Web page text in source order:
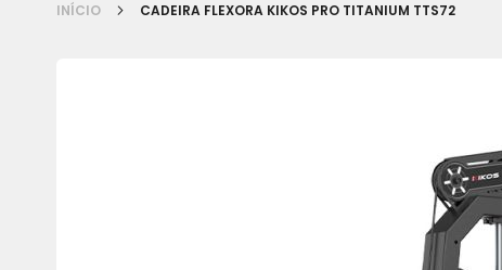
INÍCIO CADEIRA FLEXORA KIKOS PRO TITANIUM TTS72